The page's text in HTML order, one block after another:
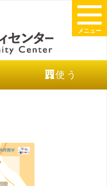
使う
メニュー